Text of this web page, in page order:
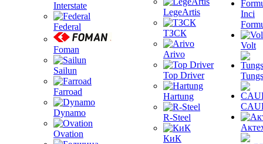
Interstate
Federal
Foman
Sailun
Farroad
Dynamo
Ovation
LegeArtis
ТЗСК
Arivo
Top Driver
Hartung
R-Steel
КиК
Inci
Volt